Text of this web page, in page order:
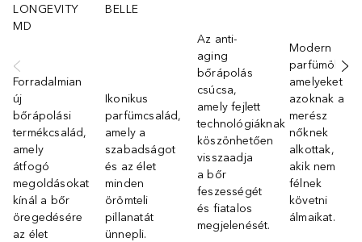
LONGEVITY
MD
Forradalmian
új
bőrápolási
termékcsalád,
amely
átfogó
megoldásokat
kínál a bőr
öregedésére
az élet
BELLE
Ikonikus
parfümcsalád,
amely a
szabadságot
és az élet
minden
örömteli
pillanatát
ünnepli.
Az anti-
aging
bőrápolás
csúcsa,
amely fejlett
technológiáknak
köszönhetően
visszaadja
a bőr
feszességét
és fiatalos
megjelenését.
Modern
parfümök,
amelyeket
azoknak a
merész
nőknek
alkottak,
akik nem
félnek
követni
álmaikat.